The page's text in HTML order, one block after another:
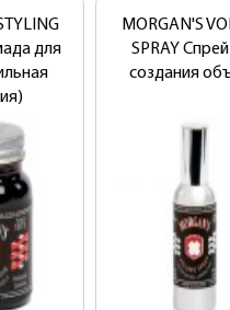
для
MORGAN'S
SPRAY
создания